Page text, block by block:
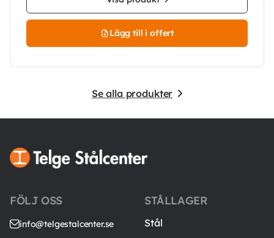
Lägg till i offert
Se alla produkter
FÖLJ OSS
info@telgestalcenter.se
STÅLLAGER
Stål